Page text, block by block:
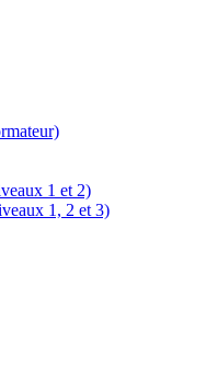
1 et 2)
1, 2 et 3)